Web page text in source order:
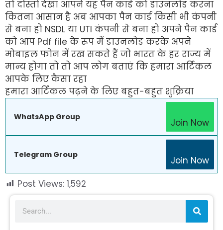
तो दोस्तों देखा आपने यह पैन कार्ड को डाउनलोड करना
कितना आसान है अब आपका पैन कार्ड किसी भी कंपनी
से बना हो NSDL या UTI कंपनी से बना हो अपने पैन कार्ड
को आप Pdf file के रूप में डाउनलोड करके अपने
मोबाइल फोन में रख सकते हैं जो भारत के हर राज्य में
मान्य होगा तो तो आप लोग बताएं कि हमारा आर्टिकल
आपके लिए कैसा रहा
हमारा आर्टिकल पढ़ने के लिए बहुत-बहुत शुक्रिया
WhatsApp Group
Join Now
Telegram Group
Join Now
Post Views: 1,592